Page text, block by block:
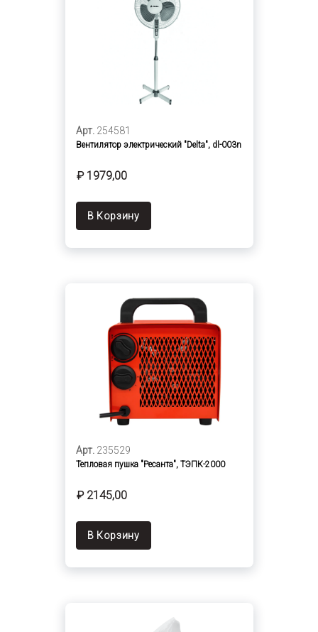
Арт. 254581
Вентилятор электрический "Delta", dl-003n
₽ 1979,00
В Корзину
Арт. 235529
Тепловая пушка "Ресанта", ТЭПК-2000
₽ 2145,00
В Корзину